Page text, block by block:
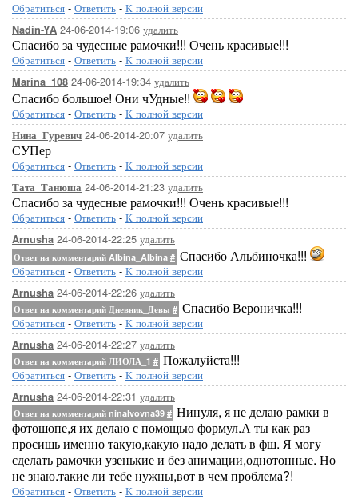
...Здесь будет
Обратиться - Ответить - К полной версии
Nadin-YA 24-06-2014-19:06 удалить
Спасибо за чудесные рамочки!!! Очень красивые!!!
Обратиться - Ответить - К полной версии
Marina_108 24-06-2014-19:34 удалить
Спасибо большое! Они чУдные!!
Обратиться - Ответить - К полной версии
Нина_Гуревич 24-06-2014-20:07 удалить
СУПер
Обратиться - Ответить - К полной версии
Тата_Танюша 24-06-2014-21:23 удалить
Спасибо за чудесные рамочки!!! Очень красивые!!!
Обратиться - Ответить - К полной версии
Arnusha 24-06-2014-22:25 удалить
Ответ на комментарий Albina_Albina # Спасибо Альбиночка!!!
Обратиться - Ответить - К полной версии
Arnusha 24-06-2014-22:26 удалить
Ответ на комментарий Дневник_Девы # Спасибо Вероничка!!!
Обратиться - Ответить - К полной версии
Arnusha 24-06-2014-22:27 удалить
Ответ на комментарий ЛИОЛА_1 # Пожалуйста!!!
Обратиться - Ответить - К полной версии
Arnusha 24-06-2014-22:31 удалить
Ответ на комментарий ninalvovna39 # Нинуля, я не делаю рамки в
фотошопе,я их делаю с помощью формул.А ты как раз
просишь именно такую,какую надо делать в фш. Я могу
сделать рамочки узенькие и без анимации,однотонные. Но
не знаю.такие ли тебе нужны,вот в чем проблема?!
Обратиться - Ответить - К полной версии